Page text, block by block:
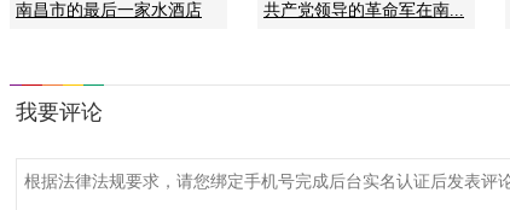
南昌市的最后一家水酒店
共产党领导的革命军在南...